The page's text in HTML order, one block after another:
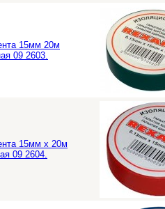
15мм 20м
09 2603.
15мм х 20м
09 2604.